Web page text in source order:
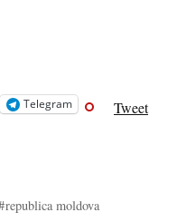
Telegram Tweet
republica moldova